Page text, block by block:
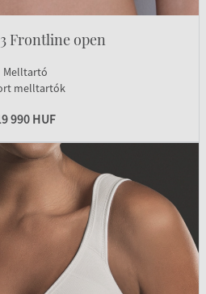
Frontline open
Melltartó
melltartók
990 HUF